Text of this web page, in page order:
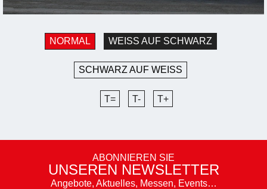
NORMAL WEISS AUF SCHWARZ
SCHWARZ AUF WEISS
T= T- T+
ABONNIEREN SIE
UNSEREN NEWSLETTER
Angebote, Aktuelles, Messen, Events…